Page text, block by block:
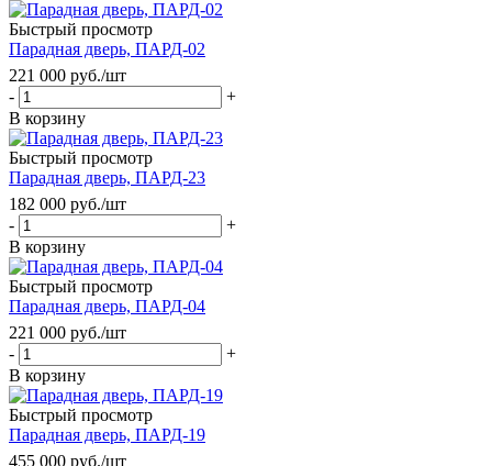
Быстрый просмотр
Парадная дверь, ПАРД-02
221 000 руб./шт
-
+
В корзину
Быстрый просмотр
Парадная дверь, ПАРД-23
182 000 руб./шт
-
+
В корзину
Быстрый просмотр
Парадная дверь, ПАРД-04
221 000 руб./шт
-
+
В корзину
Быстрый просмотр
Парадная дверь, ПАРД-19
455 000 руб./шт